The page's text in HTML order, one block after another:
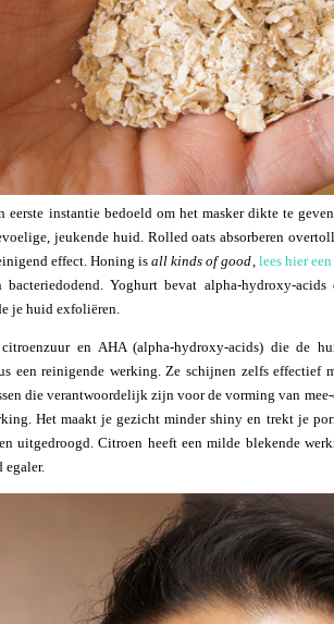
instantie bedoeld om het masker dikte te
jeukende huid. Rolled oats absorberen
effect. Honing isall kinds of good, lees hier
bacteriedodend. Yoghurt bevat alpha-hydroxy-
je huid exfoliëren.
en AHA (alpha-hydroxy-acids) die de
een reinigende werking. Ze schijnen zelfs effectief
die verantwoordelijk zijn voor de vorming van
Het maakt je gezicht minder shiny en trekt je
uitgedroogd. Citroen heeft een milde blekende
egaler.